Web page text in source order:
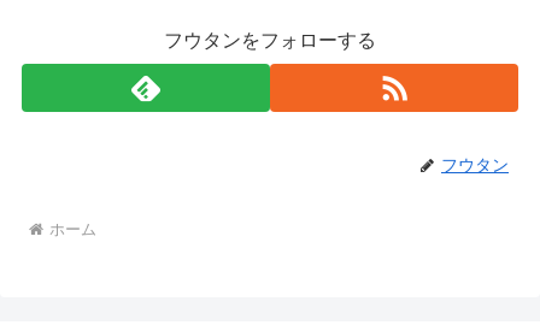
フウタンをフォローする
フウタン
ホーム